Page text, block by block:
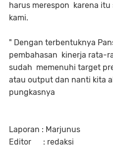
harus merespon karena
kami.
" Dengan terbentuknya
pembahasan kinerja rata-
sudah memenuhi target
atau output dan nanti kita
pungkasnya
Laporan : Marjunus
Editor : redaksi